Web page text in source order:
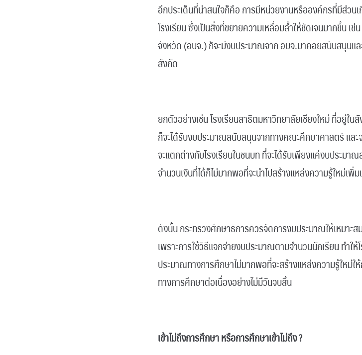
อีกประเด็นที่น่าสนใจก็คือ การมีหน่วยงานหรือองค์กรที่มีส่วน
โรงเรียน ซึ่งเป็นสิ่งที่ขยายความเหลื่อมล้ำให้ชัดเจนมากขึ้น เ
จังหวัด (อบจ.) ก็จะมีงบประมาณจาก อบจ.มาคอยสนับสนุนแ
สังกัด
ยกตัวอย่างเช่น โรงเรียนสาธิตมหาวิทยาลัยเชียงใหม่ ที่อยู่
ก็จะได้รับงบประมาณสนับสนุนจากทางคณะศึกษาศาสตร์ และ
จะแตกต่างกับโรงเรียนในชนบท ที่จะได้รับเพียงแค่งบประม
จำนวนเงินที่ได้ก็ไม่มากพอที่จะนำไปสร้างแหล่งความรู้ใหม่เพิ่ม
ดังนั้น กระทรวงศึกษาธิการควรจัดการงบประมาณให้เหมาะ
เพราะการใช้วิธีแจกจ่ายงบประมาณตามจำนวนนักเรียน ทำใ
ประมาณทางการศึกษาไม่มากพอที่จะสร้างแหล่งความรู้ใหม่
ทางการศึกษาต่อเนื่องอย่างไม่มีวันจบสิ้น
เข้าไม่ถึงการศึกษา หรือการศึกษาเข้าไม่ถึง ?